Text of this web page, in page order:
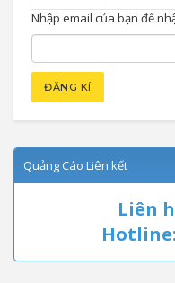
Nhập email của bạn để
Quảng Cáo Liên kết
Liên
Hotline: